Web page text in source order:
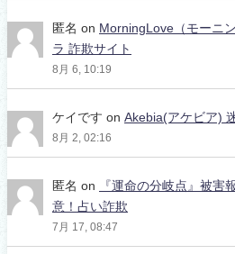
匿名 on MorningLove（モーニ
ラ 詐欺サイト
8月 6, 10:19
ケイです on Akebia(アケビア)
8月 2, 02:16
匿名 on
『運命の分岐点』被害
意！占い詐欺
7月 17, 08:47